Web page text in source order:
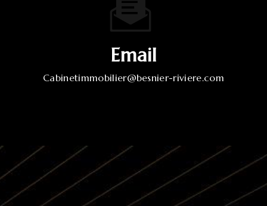
Email
cabinetimmobilier@besnier-riviere.com